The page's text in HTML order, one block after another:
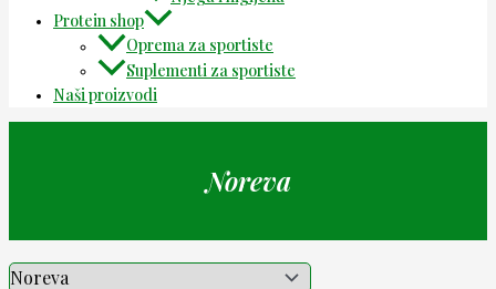
Protein shop
Oprema za sportiste
Suplementi za sportiste
Naši proizvodi
Noreva